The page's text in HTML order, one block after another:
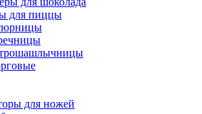
для пиццы
для ножей